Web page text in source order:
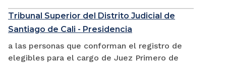
Tribunal Superior del Distrito Judicial de
Santiago de Cali - Presidencia
a las personas que conforman el registro de
elegibles para el cargo de Juez Primero de